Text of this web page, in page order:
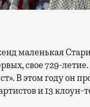
свое 729-
В этом году он
и 13 клоун-